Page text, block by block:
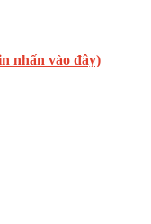
nhấn vào đây)